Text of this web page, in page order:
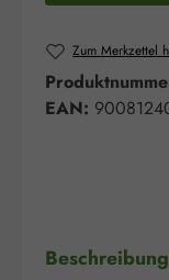
Zum Merkzettel
EAN:
Beschreibung